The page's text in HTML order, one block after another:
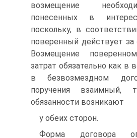
возмещение
понесенных в
поскольку, в
поверенный действует за
Возмещение
затрат обязательно как в
в безвозмездном
поручения
обязанности возникают
у обеих сторон.
Форма договора